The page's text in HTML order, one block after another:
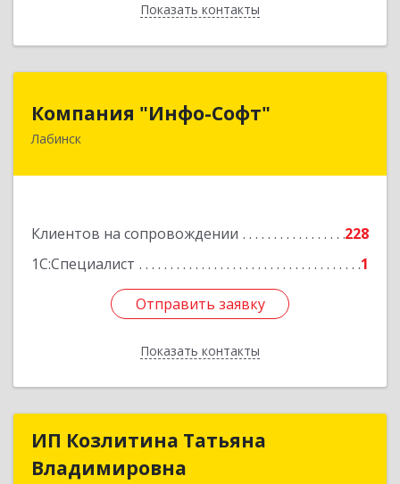
Показать контакты
Назад
Компания "Инфо-Софт"
Лабинск
Клиентов на сопровождении
228
1С:Специалист
1
Отправить заявку
Показать контакты
Компания "Инфо-Софт"
352500, Краснодарский край, Лабинский р-н,
Отправить заявку
Назад
ИП Козлитина Татьяна
Владимировна
ИП Козлитина Татьяна